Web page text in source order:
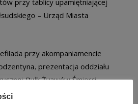
– Urząd Miasta
przy akompaniamencie
prezentacja oddziału
Pułk Żuawów Śmierci.